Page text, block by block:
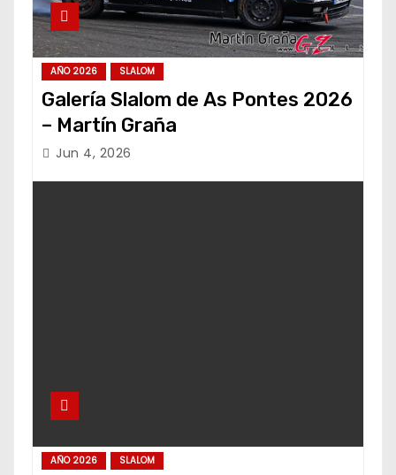
AÑO 2026 SLALOM
Galería Slalom de As Pontes 2026
– Martín Graña
Jun 4, 2026
AÑO 2026 SLALOM